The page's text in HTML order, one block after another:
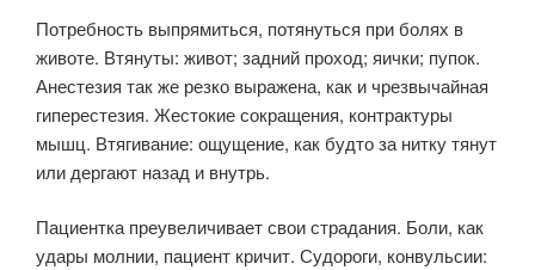
Потребность выпрямиться, потянуться при болях в
животе. Втянуты: живот; задний проход; яички; пупок.
Анестезия так же резко выражена, как и чрезвычайная
гиперестезия. Жестокие сокращения, контрактуры
мышц. Втягивание: ощущение, как будто за нитку тянут
или дергают назад и внутрь.
Пациентка преувеличивает свои страдания. Боли, как
удары молнии, пациент кричит. Судороги, конвульсии: